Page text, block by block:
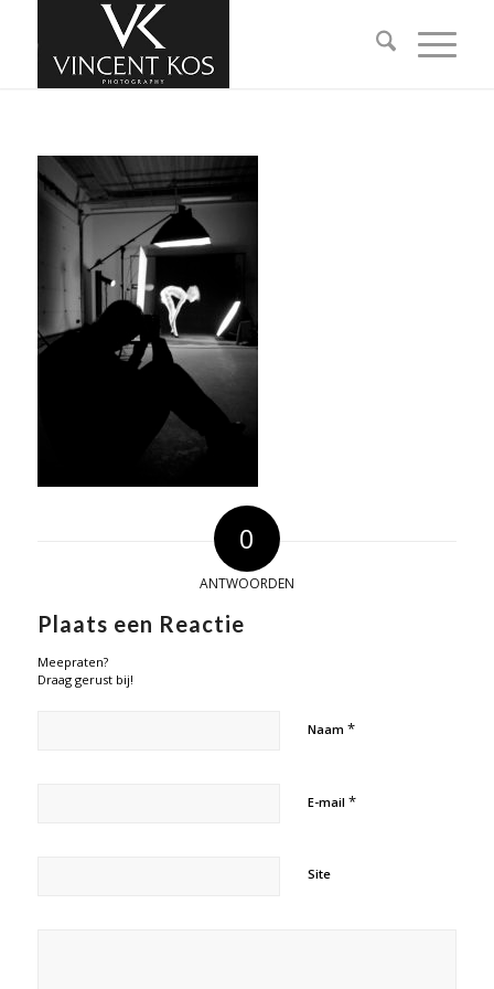
0
ANTWOORDEN
Plaats een Reactie
Meepraten?
Draag gerust bij!
Naam *
E-mail *
Site